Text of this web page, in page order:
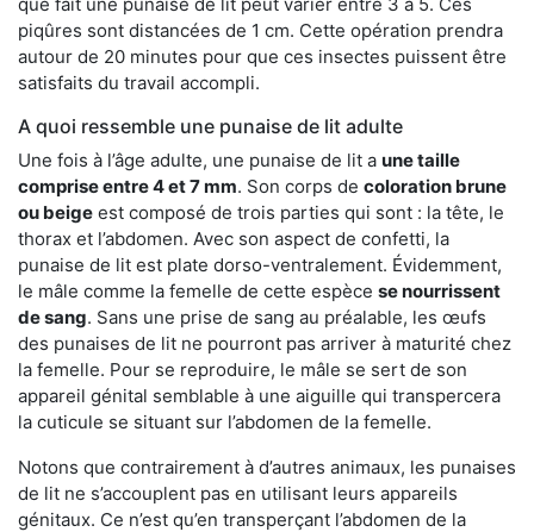
piqûres sont distancées de 1 cm. Cette opération prendra
autour de 20 minutes pour que ces insectes puissent être
satisfaits du travail accompli.
A quoi ressemble une punaise de lit adulte
Une fois à l’âge adulte, une punaise de lit a une taille
comprise entre 4 et 7 mm. Son corps de coloration brune
ou beige est composé de trois parties qui sont : la tête, le
thorax et l’abdomen. Avec son aspect de confetti, la
punaise de lit est plate dorso-ventralement. Évidemment,
le mâle comme la femelle de cette espèce se nourrissent
de sang. Sans une prise de sang au préalable, les œufs
des punaises de lit ne pourront pas arriver à maturité chez
la femelle. Pour se reproduire, le mâle se sert de son
appareil génital semblable à une aiguille qui transpercera
la cuticule se situant sur l’abdomen de la femelle.
Notons que contrairement à d’autres animaux, les punaises
de lit ne s’accouplent pas en utilisant leurs appareils
génitaux. Ce n’est qu’en transperçant l’abdomen de la